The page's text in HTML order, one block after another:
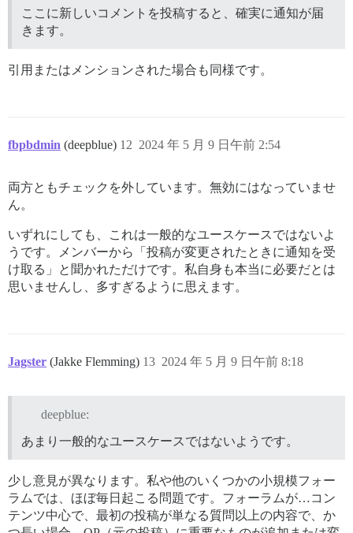
ここに新しいコメントを投稿すると、確実に通知が届
きます。
引用またはメンションされた場合も同様です。
fbpbdmin (deepblue) 2024 年 5 月 9 日午前 2:54
12
両方ともチェックを外しています。無効にはなっていませ
ん。
いずれにしても、これは一般的なユースケースではないよ
うです。メンバーから「投稿が変更されたときに通知を受
け取る」と聞かれただけです。私自身も本当に必要だとは
思いませんし、多すぎるように思えます。
Jagster (Jakke Flemming) 2024 年 5 月 9 日午前 8:18
13
deepblue:
あまり一般的なユースケースではないようです。
少し意見が異なります。私や他のいくつかの小規模フォー
ラムでは、ほぼ毎日起こる問題です。フォーラムが…コン
テンツ中心で、最初の投稿が単なる質問以上の内容で、か